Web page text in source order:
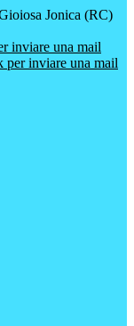
Jonica (RC)
inviare una mail
per inviare una mail